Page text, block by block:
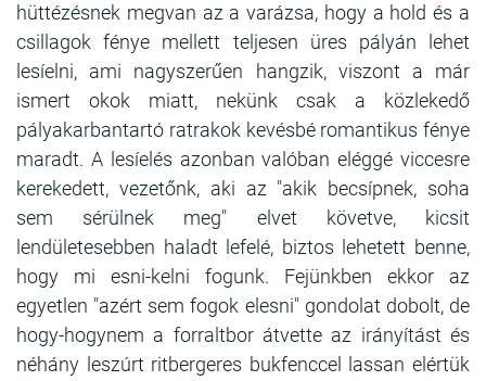
hüttézésnek megvan az a varázsa, hogy a hold és a
csillagok fénye mellett teljesen üres pályán lehet
lesíelni, ami nagyszerűen hangzik, viszont a már
ismert okok miatt, nekünk csak a közlekedő
pályakarbantartó ratrakok kevésbé romantikus fénye
maradt. A lesíelés azonban valóban eléggé viccesre
kerekedett, vezetőnk, aki az "akik becsípnek, soha
sem sérülnek meg" elvet követve, kicsit
lendületesebben haladt lefelé, biztos lehetett benne,
hogy mi esni-kelni fogunk. Fejünkben ekkor az
egyetlen "azért sem fogok elesni" gondolat dobolt, de
hogy-hogynem a forraltbor átvette az irányítást és
néhány leszúrt ritbergeres bukfenccel lassan elértük